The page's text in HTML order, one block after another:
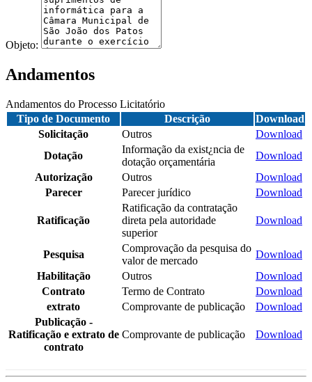
Objeto:
Andamentos
Andamentos do Processo Licitatório
Tipo de Documento
Descrição
Download
Solicitação
Outros
Download
Dotação
Informação da exist¿ncia de
dotação orçamentária
Download
Autorização
Outros
Download
Parecer
Parecer jurídico Download
Ratificação
Ratificação da contratação
direta pela autoridade
superior
Download
Pesquisa
Comprovação da pesquisa do
valor de mercado
Download
Habilitação
Outros
Download
Contrato
Termo de Contrato
Download
extrato
Comprovante de publicação
Download
Publicação -
Ratificação e extrato de
contrato
Comprovante de publicação Download